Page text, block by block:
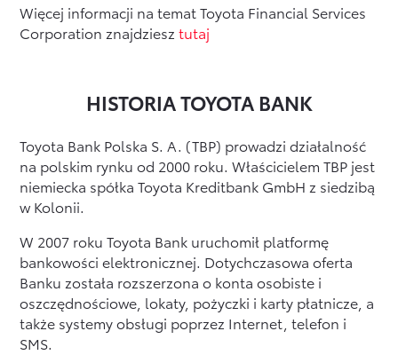
Wirtualny Doradca
Formularz kontaktowy
Zobacz wszystkie
Więcej informacji na temat Toyota Financial Services
Corporation znajdziesz tutaj
HISTORIA TOYOTA BANK
Toyota Bank Polska S. A. (TBP) prowadzi działalność
na polskim rynku od 2000 roku. Właścicielem TBP jest
niemiecka spółka Toyota Kreditbank GmbH z siedzibą
w Kolonii.
W 2007 roku Toyota Bank uruchomił platformę
bankowości elektronicznej. Dotychczasowa oferta
Banku została rozszerzona o konta osobiste i
oszczędnościowe, lokaty, pożyczki i karty płatnicze, a
także systemy obsługi poprzez Internet, telefon i
SMS.